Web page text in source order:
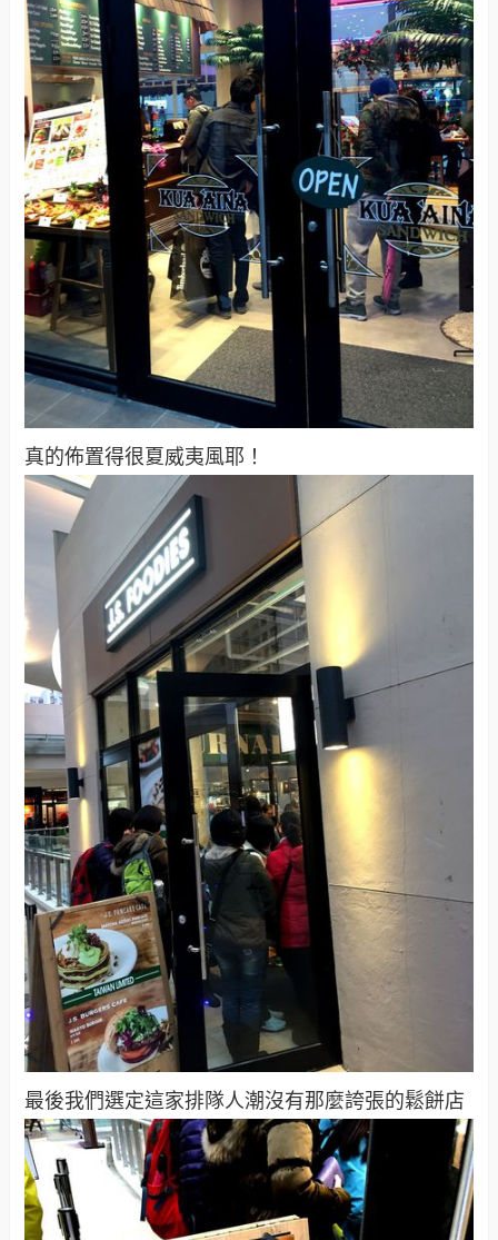
真的佈置得很夏威夷風耶！
最後我們選定這家排隊人潮沒有那麼誇張的鬆餅店